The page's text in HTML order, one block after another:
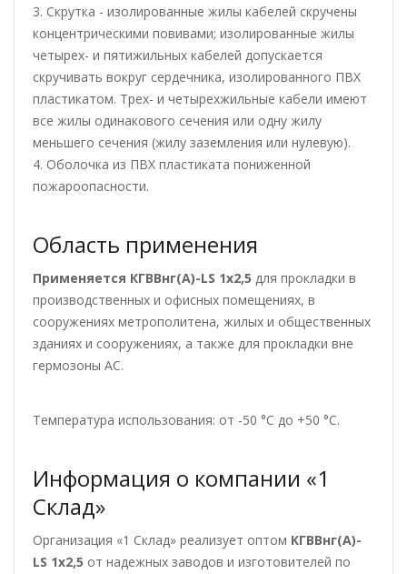
3. Скрутка - изолированные жилы кабелей скручены
концентрическими повивами; изолированные жилы
четырех- и пятижильных кабелей допускается
скручивать вокруг сердечника, изолированного ПВХ
пластикатом. Трех- и четырехжильные кабели имеют
все жилы одинакового сечения или одну жилу
меньшего сечения (жилу заземления или нулевую).
4. Оболочка из ПВХ пластиката пониженной
пожароопасности.
Область применения
Применяется КГВВнг(А)-LS 1х2,5 для прокладки в
производственных и офисных помещениях, в
сооружениях метрополитена, жилых и общественных
зданиях и сооружениях, а также для прокладки вне
гермозоны АС.
Температура использования: от -50 °С до +50 °С.
Информация о компании «1
Склад»
Организация «1 Склад» реализует оптом КГВВнг(А)-
LS 1х2,5 от надежных заводов и изготовителей по